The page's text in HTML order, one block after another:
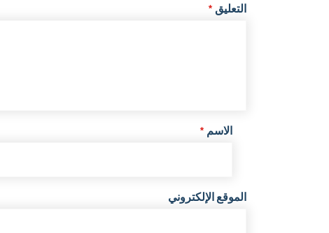
التعليق *
الاسم *
الموقع الإلكتروني